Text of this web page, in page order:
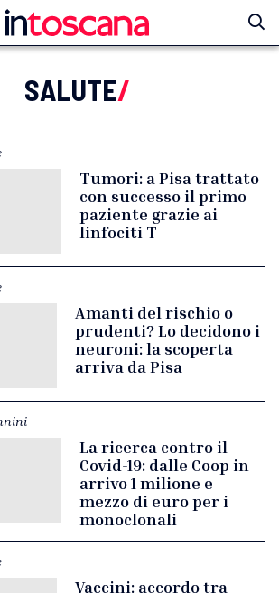
SALUTE/
Tumori: a Pisa trattato
con successo il primo
paziente grazie ai
linfociti T
Amanti del rischio o
prudenti? Lo decidono i
neuroni: la scoperta
arriva da Pisa
La ricerca contro il
Covid-19: dalle Coop in
arrivo 1 milione e
mezzo di euro per i
monoclonali
Vaccini: accordo tra